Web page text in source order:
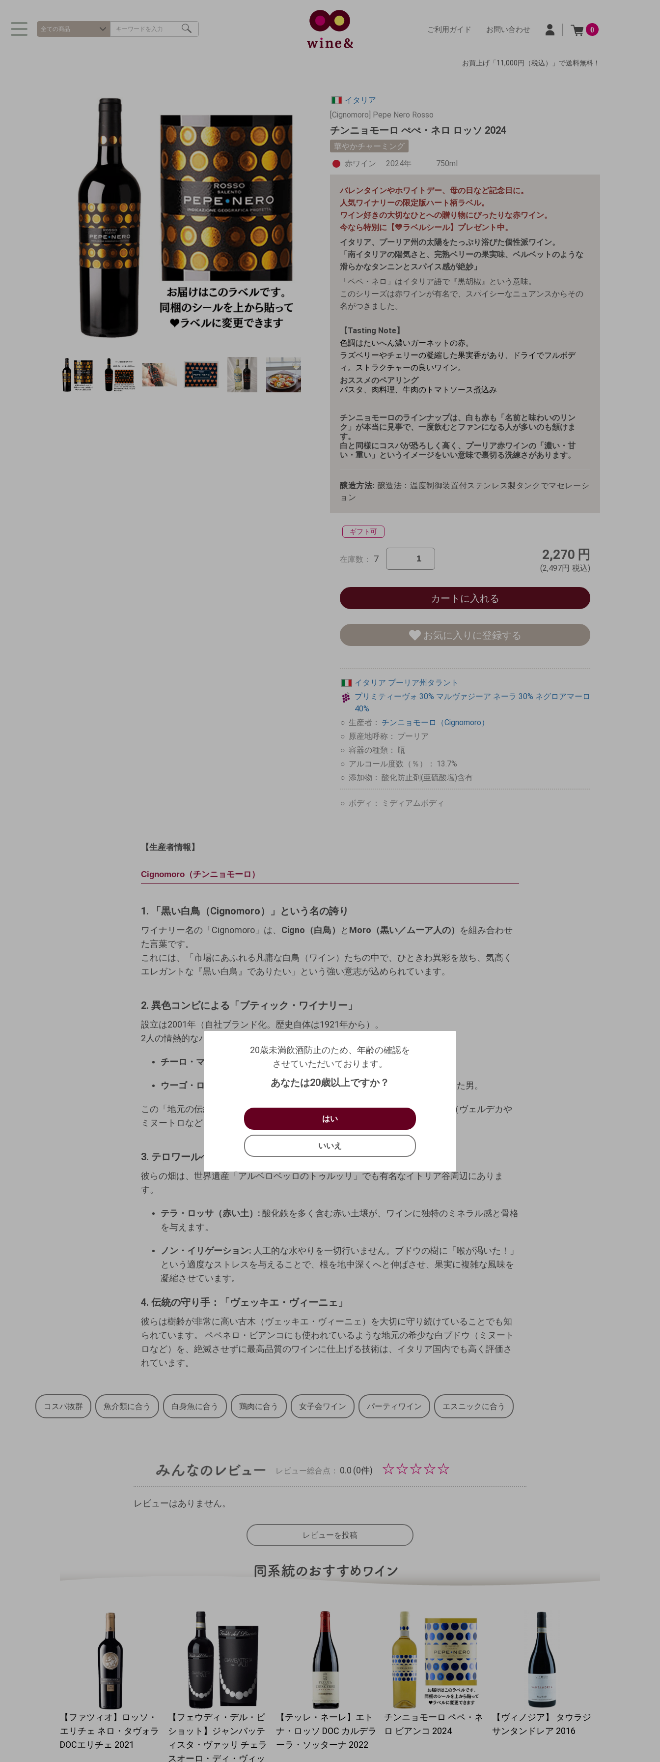
ご利用ガイド お問い合わせ 0
お買上げ「11,000円（税込）」で送料無料！
イタリア
[Cignomoro] Pepe Nero Rosso
チンニョモーロ ぺぺ・ネロ ロッソ 2024
華やかチャーミング
赤ワイン
2024年 750ml
バレンタインやホワイトデー、母の日など記念日に。
人気ワイナリーの限定版ハート柄ラベル。
ワイン好きの大切なひとへの贈り物にぴったりな赤ワイン。
今なら特別に【💛ラベルシール】プレゼント中。
イタリア、プーリア州の太陽をたっぷり浴びた個性派ワイン。
「南イタリアの陽気さと、完熟ベリーの果実味、ベルベットのような
滑らかなタンニンとスパイス感が絶妙」
「ペペ・ネロ」はイタリア語で『黒胡椒』
という意味。
このシリーズは赤ワインが有名で、スパイシーなニュアンスからその
名がつきました。
【Tasting Note】
色調はたいへん濃いガーネットの赤。
ラズベリーやチェリーの凝縮した果実香があり、ドライでフルボデ
ィ。ストラクチャーの良いワイン。
おススメのペアリング
パスタ、肉料理、牛肉のトマトソース煮込み
チンニョモーロのラインナップは、白も赤も「名前と味わいのリン
ク」が本当に見事で、一度飲むとファンになる人が多いのも頷けま
す。
白と同様にコスパが恐ろしく高く、プーリア赤ワインの「濃い・甘
い・重い」というイメージをいい意味で裏切る洗練さがあります。
醸造方法: 醸造法：温度制御装置付ステンレス製タンクでマセレーシ
ョン
ギフト可
在庫数： 7 2,270 円
(2,497円 税込)
カートに入れる
お買い物を続ける カートへ進む
お気に入りに登録する
イタリア プーリア州タラント
プリミティーヴォ 30% マルヴァジーア ネーラ 30% ネグロアマーロ
40%
生産者： チンニョモーロ（Cignomoro）
原産地呼称： プーリア
容器の種類： 瓶
アルコール度数（％）： 13.7%
添加物： 酸化防止剤(亜硫酸塩)含有
ボディ： ミディアムボディ
【生産者情報】
Cignomoro（チンニョモーロ）
1. 「黒い白鳥（Cignomoro）」という名の誇り
ワイナリー名の「Cignomoro」は、 Cigno（白鳥） と Moro（黒い／ムーア人の） を組み合わせ
た言葉です。
これには、
「市場にあふれる凡庸な白鳥（ワイン）たちの中で、ひときわ異彩を放ち、気高く
エレガントな『黒い白鳥』でありたい」という強い意志が込められています。
2. 異色コンビによる「ブティック・ワイナリー」
設立は2001年（自社ブランド化。歴史自体は1921年から）。
2人の情熱的なパートナーによって運営されています。
チーロ・マティケッキア: 地元プーリアを愛する、生粋のイタリア人。
ウーゴ・ロホ・デ・カストロ:スペイン出身で、プーリアの土地に恋に落ちた男。
この「地元の伝統」と「外からの新しい視点」の融合が、プーリアの土着品種（ヴェルデカや
ミヌートロなど）を現代的で洗練されたスタイルに昇華させています。
3. テロワールへのこだわり：「赤い土」と「水を与えない」
彼らの畑は、世界遺産「アルベロベッロのトゥルッリ」でも有名なイトリア谷周辺にありま
す。
テラ・ロッサ（赤い土）: 酸化鉄を多く含む赤い土壌が、ワインに独特のミネラル感と骨格
を与えます。
ノン・イリゲーション: 人工的な水やりを一切行いません。ブドウの樹に「喉が渇いた！」
という適度なストレスを与えることで、根を地中深くへと伸ばさせ、果実に複雑な風味を
凝縮させています。
4. 伝統の守り手：「ヴェッキエ・ヴィーニェ」
彼らは樹齢が非常に高い古木（ヴェッキエ・ヴィーニェ）を大切に守り続けていることでも知
られています。 ペペネロ・ビアンコにも使われているような地元の希少な白ブドウ（ミヌート
ロなど）を、絶滅させずに最高品質のワインに仕上げる技術は、イタリア国内でも高く評価さ
れています。
コスパ抜群 魚介類に合う 白身魚に合う 鶏肉に合う 女子会ワイン パーティワイン エスニックに合う
レビュー総合点： 0.0 (0件) ☆☆☆☆☆
レビューはありません。
レビューを投稿
【ファツィオ】ロッソ・
エリチェ ネロ・タヴォラ
DOCエリチェ 2021
【フェウディ・デル・ピ
ショット】ジャンバッテ
ィスタ・ヴァッリ チェラ
スオーロ・ディ・ヴィッ
【テッレ・ネーレ】エト
ナ・ロッソ DOC カルデラ
ーラ・ソッターナ 2022
チンニョモーロ ペペ・ネ
ロ ビアンコ 2024
【ヴィノジア】 タウラジ
サンタンドレア 2016
20歳未満飲酒防止のため、年齢の確認を
させていただいております。
あなたは20歳以上ですか？
はい
いいえ
20歳未満飲酒防止のため、年齢の確認を
させていただいております。
生年月日を入力してください。
確認する
キャンセル
ログアウトします。よろしいですか？
（自動ログインの設定も解除されます。）
はい
いいえ